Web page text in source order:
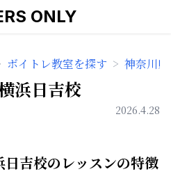
ONLY
ボイトレ教室を探す > 神奈川
浜日吉校
2026.4.28
吉校のレッスンの特徴